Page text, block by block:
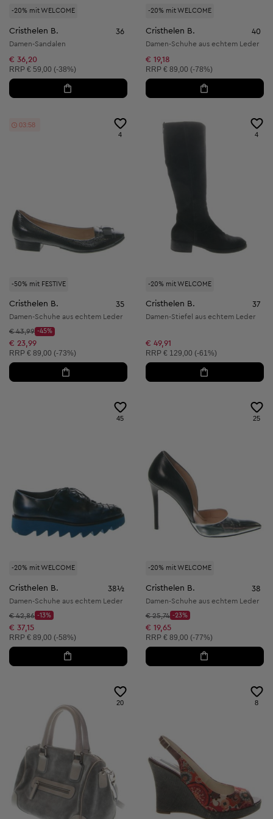
-20% mit WELCOME
Cristhelen B. 36
Damen-Sandalen
€ 36,20
Unverbindliche Preisempfehlung:
RRP € 59,00 (-38%)
-20% mit WELCOME
Cristhelen B. 40
Damen-Schuhe aus echtem Leder
€ 19,18
Unverbindliche Preisempfehlung:
RRP € 89,00 (-78%)
-50% mit FESTIVE
4
Cristhelen B. 35
Damen-Schuhe aus echtem Leder
Startpreis:
€ 43,99
Discount Price:
-45%
Reduzierter Preis:
€ 23,99
Unverbindliche Preisempfehlung:
RRP € 89,00 (-73%)
03:58
-20% mit WELCOME
4
Cristhelen B. 37
Damen-Stiefel aus echtem Leder
€ 49,91
Unverbindliche Preisempfehlung:
RRP € 129,00 (-61%)
-20% mit WELCOME
45
Cristhelen B. 38½
Damen-Schuhe aus echtem Leder
Startpreis:
€ 42,86
Discount Price:
-13%
Reduzierter Preis:
€ 37,15
Unverbindliche Preisempfehlung:
RRP € 89,00 (-58%)
-20% mit WELCOME
25
Cristhelen B. 38
Damen-Schuhe aus echtem Leder
Startpreis:
€ 25,74
Discount Price:
-23%
Reduzierter Preis:
€ 19,65
Unverbindliche Preisempfehlung:
RRP € 89,00 (-77%)
20 8